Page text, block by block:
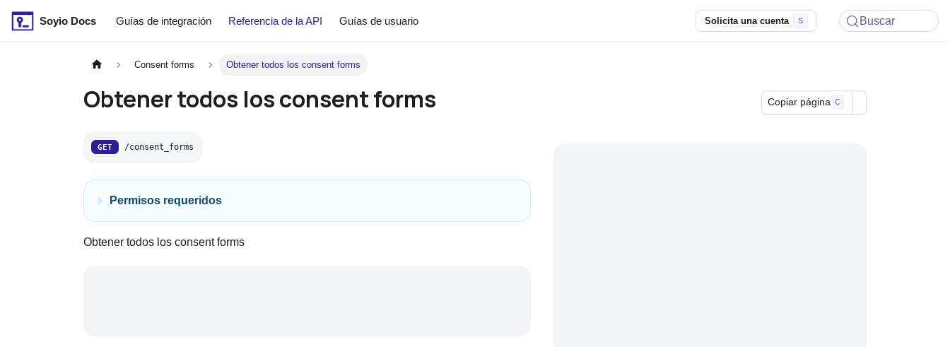
Soyio Docs Guías de integración Referencia de la API Guías de usuario Solicita una cuenta Buscar
Consent forms Obtener todos los consent forms
Obtener todos los consent forms Copiar página C
GET /consent_forms
Permisos requeridos
Obtener todos los consent forms